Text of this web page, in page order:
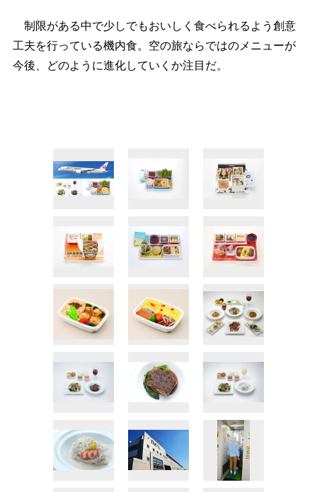
制限がある中で少しでもおいしく食べられるよう創意
工夫を行っている機内食。空の旅ならではのメニューが
今後、どのように進化していくか注目だ。